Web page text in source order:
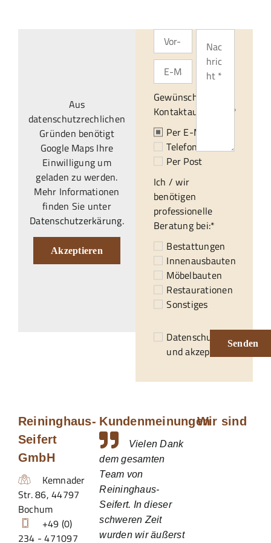
Aus
datenschutzrechlichen
Gründen benötigt
Google Maps Ihre
Einwilligung um
geladen zu werden.
Mehr Informationen
finden Sie unter
Datenschutzerkärung.
Akzeptieren
Gewünschte
Kontaktaufnahme:*
Per E-Mail
Telefonisch
Per Post
Ich / wir
benötigen
professionelle
Beratung bei:*
Bestattungen
Innenausbauten
Möbelbauten
Restaurationen
Sonstiges
Datenschutzerklärung
und akzeptiert.*
Senden
Reininghaus-
Seifert
GmbH
Kemnader
Str. 86,44797
Bochum
+49 (0)
234 - 471097
Kundenmeinungen
Vielen Dank
dem gesamten
Team von
Reininghaus-
Seifert. In dieser
schweren Zeit
wurden wir äußerst
Wir sind